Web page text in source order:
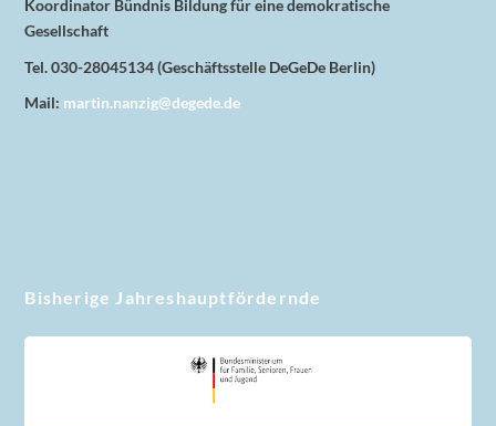
Koordinator Bündnis Bildung für eine demokratische
Gesellschaft
Tel. 030-28045134 (Geschäftsstelle DeGeDe Berlin)
Mail: martin.nanzig@degede.de
Bisherige Jahreshauptfördernde